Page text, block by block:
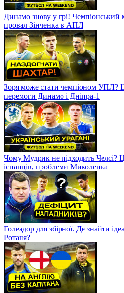
Динамо знову у грі! Чемпіонський
провал Зінченка в АПЛ
Зоря може стати чемпіоном УПЛ?
перемоги Динамо і Дніпра-1
Чому Мудрик не підходить Челсі?
іспанців, проблеми Миколенка
Голеадор для збірної. Де знайти
Ротаня?